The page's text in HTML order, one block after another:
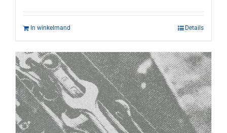
In winkelmand Details